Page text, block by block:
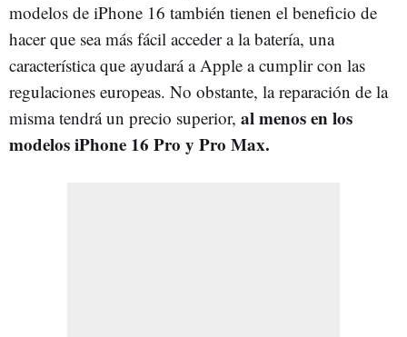
modelos de iPhone 16 también tienen el beneficio de
hacer que sea más fácil acceder a la batería, una
característica que ayudará a Apple a cumplir con las
regulaciones europeas. No obstante, la reparación de la
misma tendrá un precio superior, al menos en los
modelos iPhone 16 Pro y Pro Max.